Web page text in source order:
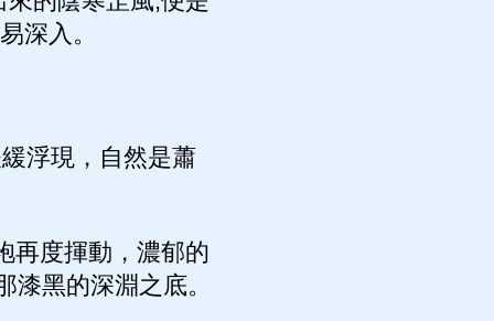
深入。
浮現，自然是蕭
度揮動，濃郁的
黑的深淵之底。